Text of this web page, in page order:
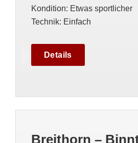
Kondition: Etwas sportlicher
Technik: Einfach
Details
Breithorn –